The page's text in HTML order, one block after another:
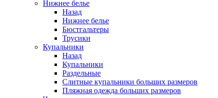
Нижнее белье
Назад
Нижнее белье
Бюстгальтеры
Трусики
Купальники
Назад
Купальники
Раздельные
Слитные купальники больших размеров
Пляжная одежда больших размеров